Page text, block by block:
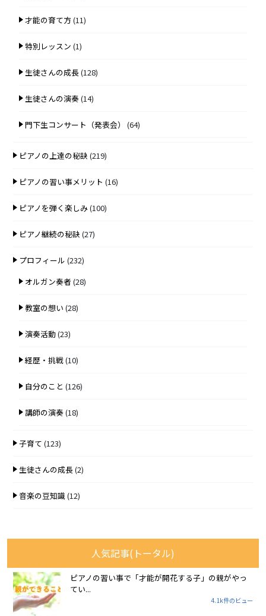
才能の育て方 (11)
特別レッスン (1)
生徒さんの成長(128)
生徒さんの演奏(14)
門下生コンサート（発表会） (64)
ピアノの上達の秘訣 (219)
ピアノの習い事メリット (16)
ピアノを弾く楽しみ(100)
ピアノ継続の秘訣 (27)
プロフィール (232)
オルガン奏者 (28)
教室の想い (28)
演奏活動(23)
経歴・挑戦(10)
自分のこと (126)
講師の演奏(18)
子育て (123)
生徒さんの成長(2)
音楽の豆知識(12)
人気記事(トータル)
ピアノの習い事で「才能が開花する子」の親がやっ
てい...
4.1k件のビュー